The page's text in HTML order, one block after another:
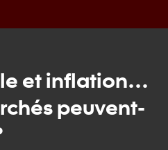
et inflation…
peuvent-